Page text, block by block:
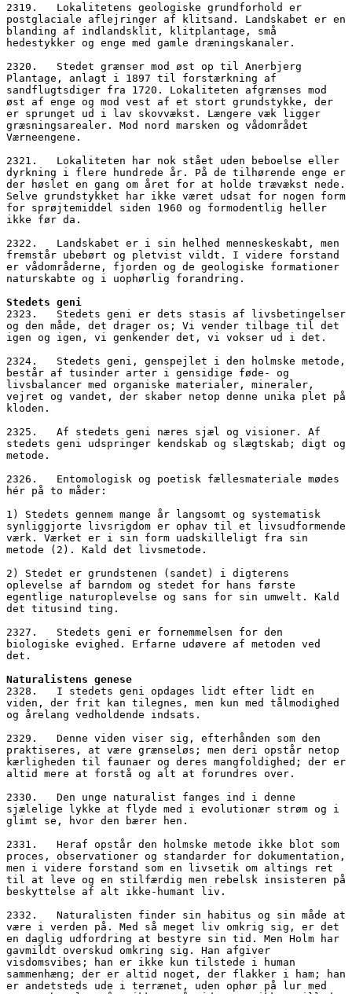
2319.   Lokalitetens geologiske grundforhold er
postglaciale aflejringer af klitsand. Landskabet er en
blanding af indlandsklit, klitplantage, små
hedestykker og enge med gamle dræningskanaler.
2320.   Stedet grænser mod øst op til Anerbjerg
Plantage, anlagt i 1897 til forstærkning af
sandflugtsdiger fra 1720. Lokaliteten afgrænses mod
øst af enge og mod vest af et stort grundstykke, der
er sprunget ud i lav skovvækst. Længere væk ligger
græsningsarealer. Mod nord marsken og vådområdet
Værneengene.
2321.   Lokaliteten har nok stået uden beboelse eller
dyrkning i flere hundrede år. På de tilhørende enge er
der høslet en gang om året for at holde trævækst nede.
Selve grundstykket har ikke været udsat for nogen form
for sprøjtemiddel siden 1960 og formodentlig heller
ikke før da.
2322.   Landskabet er i sin helhed menneskeskabt, men
fremstår ubebørt og pletvist vildt. I videre forstand
er vådområderne, fjorden og de geologiske formationer
naturskabte og i uophørlig forandring.
Stedets geni
2323.   Stedets geni er dets stasis af livsbetingelser
og den måde, det drager os; Vi vender tilbage til det
igen og igen, vi genkender det, vi vokser ud i det.
2324.   Stedets geni, genspejlet i den holmske metode,
består af tusinder arter i gensidige føde- og
livsbalancer med organiske materialer, mineraler,
vejret og vandet, der skaber netop denne unika plet på
kloden.
2325.   Af stedets geni næres sjæl og visioner. Af
stedets geni udspringer kendskab og slægtskab; digt og
metode.
2326.   Entomologisk og poetisk fællesmateriale mødes
hér på to måder:
1) Stedets gennem mange år langsomt og systematisk
synliggjorte livsrigdom er ophav til et livsudformende
værk. Værket er i sin form uadskilleligt fra sin
metode (2). Kald det livsmetode.
2) Stedet er grundstenen (sandet) i digterens
oplevelse af barndom og stedet for hans første
egentlige naturoplevelse og sans for sin umwelt. Kald
det titusind ting.
2327.   Stedets geni er fornemmelsen for den
biologiske evighed. Erfarne udøvere af metoden ved
det.
Naturalistens genese
2328.   I stedets geni opdages lidt efter lidt en
viden, der frit kan tilegnes, men kun med tålmodighed
og årelang vedholdende indsats.
2329.   Denne viden viser sig, efterhånden som den
praktiseres, at være grænseløs; men deri opstår netop
kærligheden til faunaer og deres mangfoldighed; der er
altid mere at forstå og alt at forundres over.
2330.   Den unge naturalist fanges ind i denne
sjælelige lykke at flyde med i evolutionær strøm og i
glimt se, hvor den bærer hen.
2331.   Heraf opstår den holmske metode ikke blot som
proces, observationer og standarder for dokumentation,
men i videre forstand som en livsetik om altings ret
til at leve og en stilfærdig men rebelsk insisteren på
beskyttelse af alt ikke-humant liv.
2332.   Naturalisten finder sin habitus og sin måde at
være i verden på. Med så meget liv omkrig sig, er det
en daglig udfordring at bestyre sin tid. Men Holm har
gavmildt overskud omkring sig. Han afgiver
visdomsvibes; han er ikke kun tilstede i human
sammenhæng; der er altid noget, der flakker i ham; han
er andetsteds ude i terrænet, uden ophør på lur med